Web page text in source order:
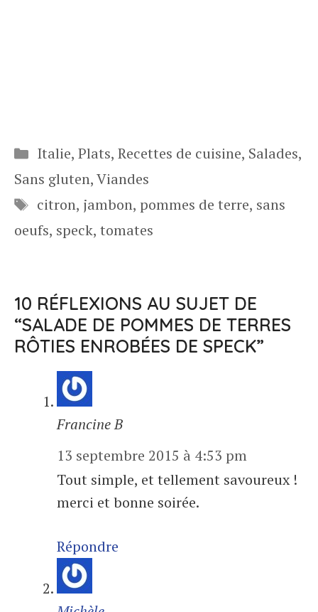
Catégories
Italie, Plats, Recettes de cuisine, Salades,
Sans gluten,Viandes
Étiquettes
citron, jambon, pommes de terre, sans
oeufs, speck, tomates
10 RÉFLEXIONS AU SUJET DE
“SALADE DE POMMES DE TERRES
RÔTIES ENROBÉES DE SPECK”
Francine B
13 septembre 2015 à 4:53 pm
Tout simple, et tellement savoureux !
merci et bonne soirée.
Répondre